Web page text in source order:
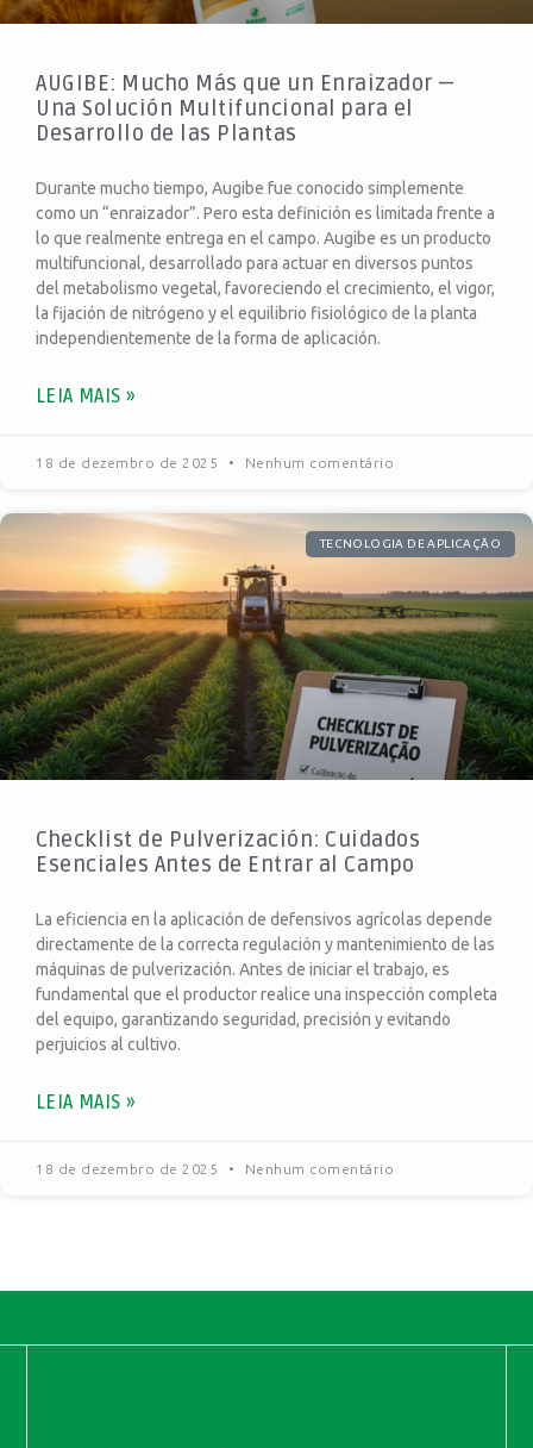
AUGIBE: Mucho Más que un Enraizador —
Una Solución Multifuncional para el
Desarrollo de las Plantas
Durante mucho tiempo, Augibe fue conocido simplemente
como un “enraizador”. Pero esta definición es limitada frente a
lo que realmente entrega en el campo. Augibe es un producto
multifuncional, desarrollado para actuar en diversos puntos
del metabolismo vegetal, favoreciendo el crecimiento, el vigor,
la fijación de nitrógeno y el equilibrio fisiológico de la planta
independientemente de la forma de aplicación.
LEIA MAIS »
18 de dezembro de 2025 Nenhum comentário
TECNOLOGIA DE APLICAÇÃO
Checklist de Pulverización: Cuidados
Esenciales Antes de Entrar al Campo
La eficiencia en la aplicación de defensivos agrícolas depende
directamente de la correcta regulación y mantenimiento de las
máquinas de pulverización. Antes de iniciar el trabajo, es
fundamental que el productor realice una inspección completa
del equipo, garantizando seguridad, precisión y evitando
perjuicios al cultivo.
LEIA MAIS »
18 de dezembro de 2025 Nenhum comentário